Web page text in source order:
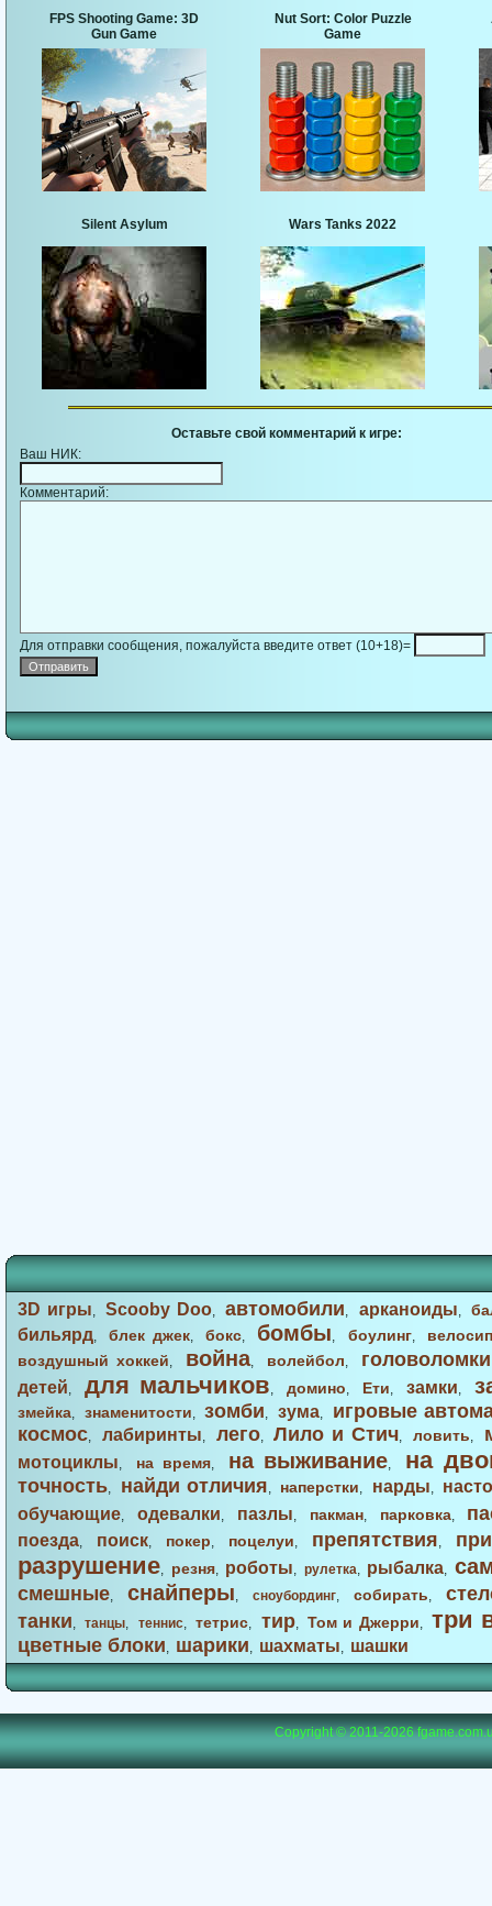
FPS Shooting Game: 3D
Gun Game
Nut Sort: Color Puzzle
Game
Silent Asylum Wars Tanks 2022
Оставьте свой комментарий к игре:
Ваш НИК:
Комментарий:
Для отправки сообщения, пожалуйста введите ответ (10+18)=
3D игры,Scooby Doo,автомобили, арканоиды,
бильярд,блек джек,бокс, бомбы, боулинг,
воздушный хоккей, война, волейбол, головоломки
детей, для мальчиков, домино, Ети, замки,
змейка, знаменитости,зомби, зума,
игровые
космос, лабиринты, лего,Лило и Стич,ловить,
мотоциклы, на время, на выживание, на
точность, найди отличия, наперстки, нарды,
обучающие, одевалки, пазлы, пакман, парковка,
поезда, поиск, покер, поцелуи, препятствия,
разрушение, резня, роботы, рулетка, рыбалка,
смешные, снайперы, сноубординг, собирать,
танки,танцы, теннис,тетрис, тир,Том и Джерри, три
цветные блоки, шарики, шахматы, шашки
Copyright © 2011-2026